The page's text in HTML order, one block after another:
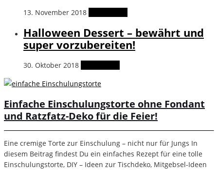
13. November 2018
Halloween Dessert – bewährt und
super vorzubereiten!
30. Oktober 2018
Einfache Einschulungstorte ohne Fondant
und Ratzfatz-Deko für die Feier!
Eine cremige Torte zur Einschulung – nicht nur für Jungs In
diesem Beitrag findest Du ein einfaches Rezept für eine tolle
Einschulungstorte, DIY – Ideen zur Tischdeko, Mitgebsel-Ideen